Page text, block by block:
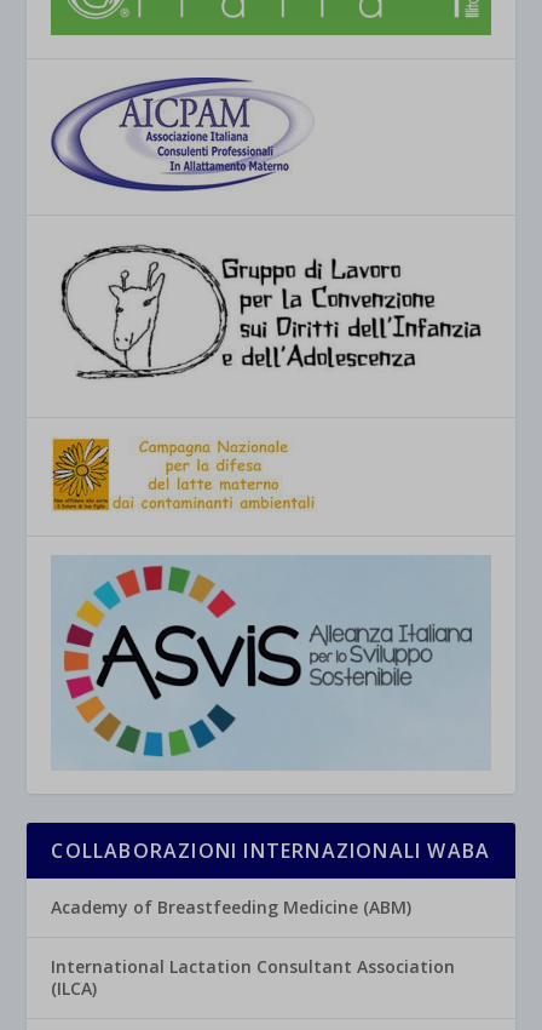
COLLABORAZIONI INTERNAZIONALI WABA
Academy of Breastfeeding Medicine (ABM)
International Lactation Consultant Association
(ILCA)